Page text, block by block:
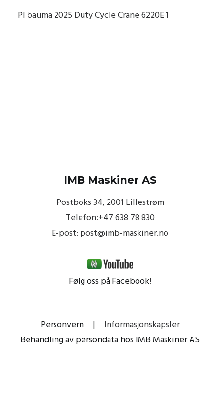
PI bauma 2025 Duty Cycle Crane 6220E 1
IMB Maskiner AS
Postboks 34, 2001 Lillestrøm
Telefon:+47 638 78 830
E-post: post@imb-maskiner.no
Følg oss på Facebook!
Personvern| Informasjonskapsler
Behandling av persondata hos IMB Maskiner AS